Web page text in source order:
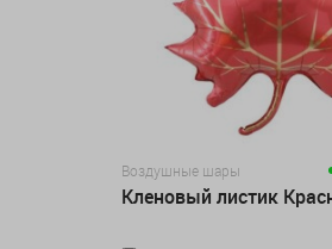
Воздушные шары
Кленовый листик